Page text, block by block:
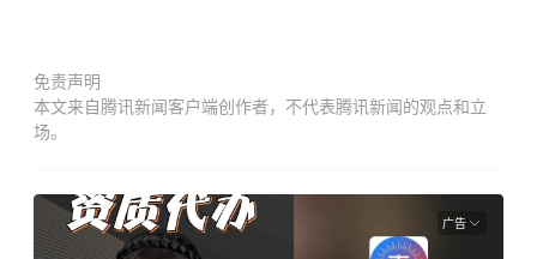
免责声明
本文来自腾讯新闻客户端创作者，不代表腾讯新闻的观点和立
场。
广告